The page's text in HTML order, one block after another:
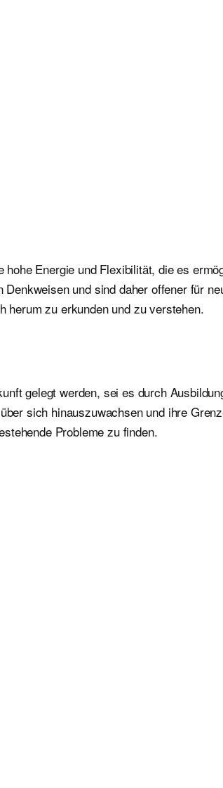
Energie und Flexibilität, die es
und sind daher offener für
herum zu erkunden und zu verstehen.
gelegt werden, sei es durch
sich hinauszuwachsen und ihre
Probleme zu finden.